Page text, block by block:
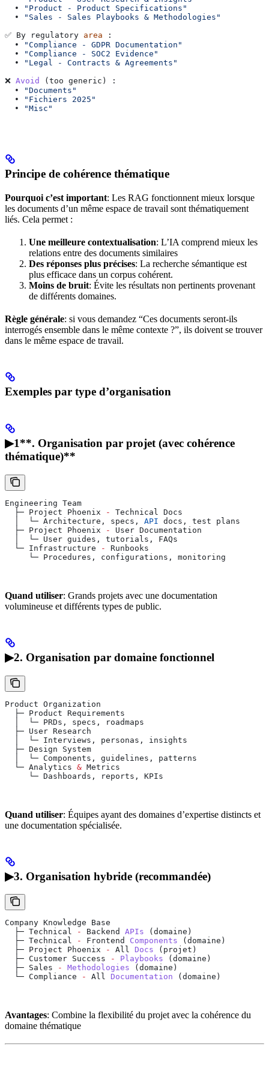
  •
"Product - Product Specifications"
  •
"Sales - Sales Playbooks & Methodologies"
✅ By regulatory area :
  •
"Compliance - GDPR Documentation"
  •
"Compliance - SOC2 Evidence"
  •
"Legal - Contracts & Agreements"
❌ Avoid (too generic ) :
  •
"Documents"
  •
"Fichiers 2025"
  •
"Misc"
Principe de cohérence thématique
Pourquoi c’est important: Les RAG fonctionnent mieux lorsque
les documents d’un même espace de travail sont thématiquement
liés. Cela permet :
Une meilleure contextualisation: L’IA comprend mieux les
relations entre des documents similaires
Des réponses plus précises: La recherche sémantique est
plus efficace dans un corpus cohérent.
Moins de bruit: Évite les résultats non pertinents provenant
de différents domaines.
Règle générale: si vous demandez “Ces documents seront-ils
interrogés ensemble dans le même contexte ?”, ils doivent se trouver
dans le même espace de travail.
Exemples par type d’organisation
▶1**. Organisation par projet (avec cohérence
thématique)**
Engineering Team
  ├─
Project Phoenix - Technical
Docs
  │  └─
Architecture , specs , API docs , test plans
  ├─
Project Phoenix - User Documentation
  │  └─
User guides , tutorials , FAQs
  └─
Infrastructure -
Runbooks
     └─
Procedures , configurations , monitoring
Quand utiliser: Grands projets avec une documentation
volumineuse et différents types de public.
▶2. Organisation par domaine fonctionnel
Product Organization
  ├─
Product Requirements
  │  └─
PRDs , specs ,
roadmaps
  ├─
User Research
  │  └─
Interviews , personas , insights
  ├─
Design System
  │  └─
Components , guidelines , patterns
  └─
Analytics & Metrics
     └─
Dashboards , reports , KPIs
Quand utiliser: Équipes ayant des domaines d’expertise distincts et
une documentation spécialisée.
▶3. Organisation hybride (recommandée)
Company Knowledge Base
  ├─
Technical - Backend APIs ( domaine )
  ├─
Technical - Frontend Components ( domaine )
  ├─
Project Phoenix - All Docs ( projet )
  ├─
Customer Success - Playbooks ( domaine )
  ├─
Sales - Methodologies ( domaine )
  └─
Compliance - All Documentation ( domaine )
Avantages: Combine la flexibilité du projet avec la cohérence du
domaine thématique